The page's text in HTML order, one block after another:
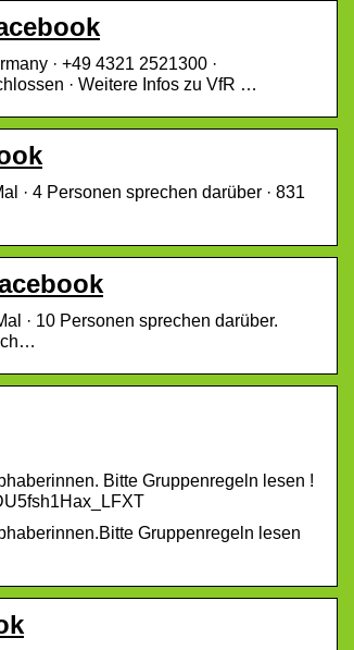
· +49 4321 2521300 ·
· Weitere Infos zu VfR …
· 4 Personen sprechen darüber · 831
· 10 Personen sprechen darüber.
Bitte Gruppenregeln lesen !
Gruppenregeln lesen